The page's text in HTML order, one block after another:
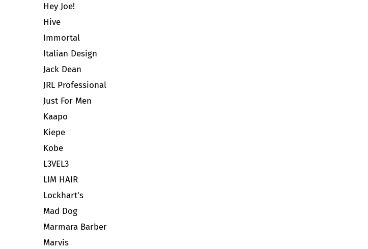
Hey Joe!
Hive
Immortal
Italian Design
Jack Dean
JRL Professional
Just For Men
Kaapo
Kiepe
Kobe
L3VEL3
LIM HAIR
Lockhart's
Mad Dog
Marmara Barber
Marvis